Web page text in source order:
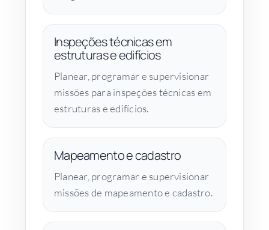
Inspeções técnicas em
estruturas e edifícios
Planear, programar e supervisionar
missões para inspeções técnicas em
estruturas e edifícios.
Mapeamento e cadastro
Planear, programar e supervisionar
missões de mapeamento e cadastro.